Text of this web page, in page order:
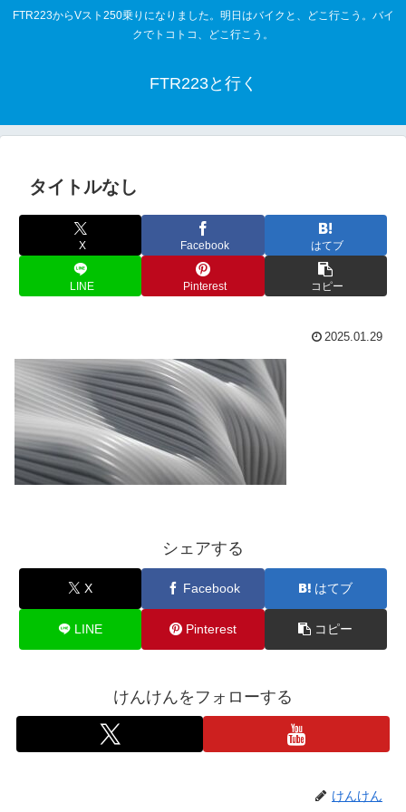
FTR223からVスト250乗りになりました。明日はバイクと、どこ行こう。バイ
クでトコトコ、どこ行こう。
FTR223と行く
タイトルなし
X Facebook はてブ
LINE Pinterest コピー
2025.01.29
シェアする
X Facebook はてブ
LINE Pinterest コピー
けんけんをフォローする
けんけん